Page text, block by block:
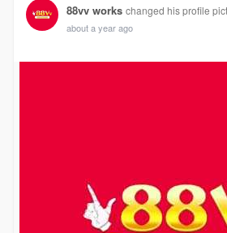
88vv works changed his profile
about a year ago